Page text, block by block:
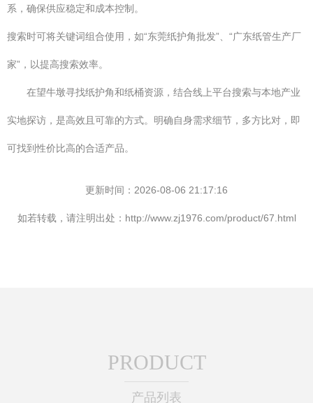
系，确保供应稳定和成本控制。
搜索时可将关键词组合使用，如“东莞纸护角批发”、“广东纸管生产厂
家”，以提高搜索效率。
在望牛墩寻找纸护角和纸桶资源，结合线上平台搜索与本地产业
实地探访，是高效且可靠的方式。明确自身需求细节，多方比对，即
可找到性价比高的合适产品。
更新时间：2026-08-06 21:17:16
如若转载，请注明出处：http://www.zj1976.com/product/67.html
PRODUCT
产品列表